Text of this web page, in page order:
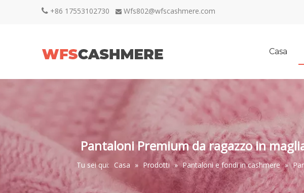
 +86 17553102730  Wfs802@wfscashmere.com
Casa
Pantaloni Premium da ragazzo in
Tu sei qui: Casa » Prodotti » Pantaloni e fondi in cashmere »